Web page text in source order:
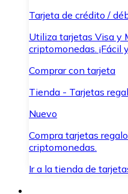
Tarjeta de crédito /
Utiliza tarjetas Visa y
criptomonedas. ¡Fácil
Comprar con tarjeta
Tienda - Tarjetas
Nuevo
Compra tarjetas
criptomonedas.
Ir a la tienda de